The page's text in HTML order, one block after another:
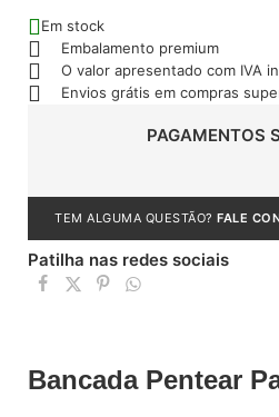
Em stock
Embalamento premium
O valor apresentado com IVA
Envios grátis em compras
PAGAMENTOS
TEM ALGUMA QUESTÃO? FALE
Patilha nas redes sociais
Bancada Pentear